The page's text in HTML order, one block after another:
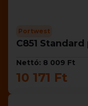
Portwest
C851
Nettó: 8 009 Ft
10 171 Ft